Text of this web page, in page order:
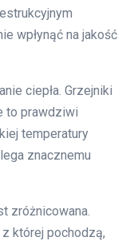
wpłynąć na jakość
ciepła. Grzejniki
to prawdziwi
temperatury
znacznemu
zróżnicowana.
której pochodzą,